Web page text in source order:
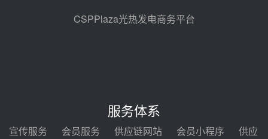
08-05 14:48
2026-2029年熔盐介质框架协议
CSPPlaza光热发电商务平台
服务体系
宣传服务 会员服务 供应链网站 会员小程序
供应